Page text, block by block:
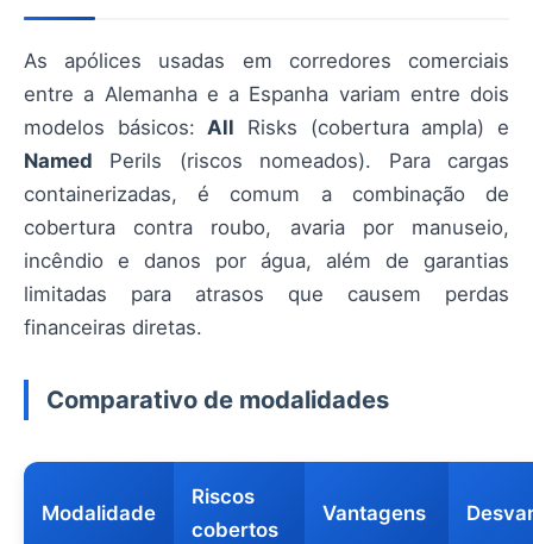
As apólices usadas em corredores comerciais
entre a Alemanha e a Espanha variam entre dois
modelos básicos:All Risks (cobertura ampla) e
Named Perils (riscos nomeados). Para cargas
containerizadas, é comum a combinação de
cobertura contra roubo, avaria por manuseio,
incêndio e danos por água, além de garantias
limitadas para atrasos que causem perdas
financeiras diretas.
Comparativo de modalidades
Modalidade
Riscos
cobertos
Vantagens